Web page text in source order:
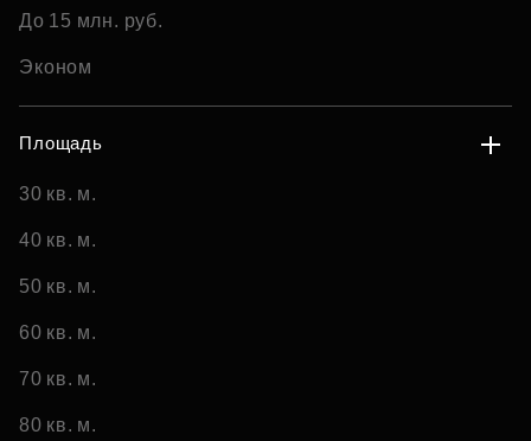
До 15 млн. руб.
Эконом
Площадь
30 кв. м.
40 кв. м.
50 кв. м.
60 кв. м.
70 кв. м.
80 кв. м.